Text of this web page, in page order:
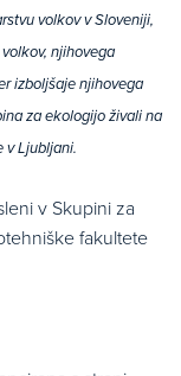
volkov v Sloveniji,
njihovega
izboljšaje njihovega
za ekologijo živali na
v Ljubljani.
v Skupini za
fakultete